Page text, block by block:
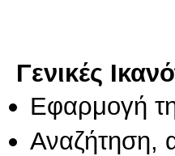
Γενικές
Εφαρμογή
Αναζήτηση,